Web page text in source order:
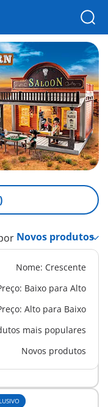
Nome: Crescente
Baixo para Alto
Alto para Baixo
mais populares
Novos produtos
S
- Esconderijo dos
carrinho